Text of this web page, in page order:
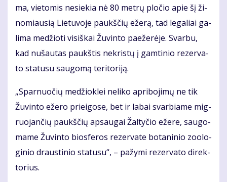
ma, vie­to­mis ne­sie­kia nė 80 met­rų plo­čio apie šį ži­
no­miau­sią Lie­tu­vo­je paukš­čių eže­rą, tad le­ga­liai ga­
li­ma me­džio­ti vi­siš­kai Žu­vin­to pa­e­že­rė­je. Svar­bu,
kad nu­šau­tas paukš­tis ne­kris­tų į gam­ti­nio re­zer­va­
to sta­tu­su sau­go­mą te­ri­to­ri­ją.
„Spar­nuo­čių me­džiok­lei ne­li­ko ap­ri­bo­ji­mų ne tik
Žu­vin­to eže­ro pri­ei­go­se, bet ir la­bai svar­bia­me mig­
ruo­jan­čių paukš­čių ap­sau­gai Žal­ty­čio eže­re, sau­go­
ma­me Žu­vin­to bios­fe­ros re­zer­va­te bo­ta­ni­nio zo­o­lo­
gi­nio draus­ti­nio sta­tu­su“, – pa­žy­mi re­zer­va­to di­rek­
to­rius.